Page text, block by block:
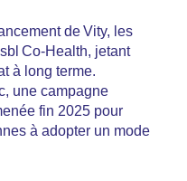
de Vity, les
Co-Health, jetant
à long terme.
une campagne
fin 2025 pour
à adopter un mode